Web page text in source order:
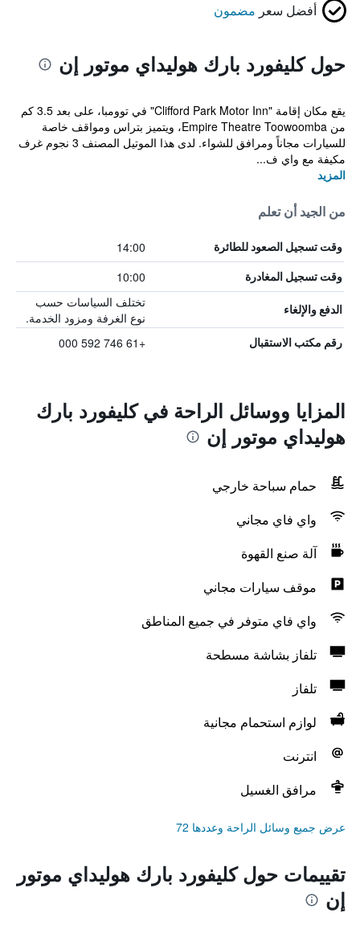
أفضل سعر مضمون
حول كليفورد بارك هوليداي موتور إن
يقع مكان إقامة "Clifford Park Motor Inn" في توومبا، على بعد 3.5 كم
من Empire Theatre Toowoomba، ويتميز بتراس ومواقف خاصة
للسيارات مجاناً ومرافق للشواء. لدى هذا الموتيل المصنف 3 نجوم غرف
مكيفة مع واي ف...
المزيد
من الجيد أن تعلم
وقت تسجيل الصعود للطائرة 14:00
وقت تسجيل المغادرة 10:00
الدفع والإلغاء
تختلف السياسات حسب
نوع الغرفة ومزود الخدمة.
رقم مكتب الاستقبال +61 746 592 000
المزايا ووسائل الراحة في كليفورد بارك
هوليداي موتور إن
حمام سباحة خارجي
واي فاي مجاني
آلة صنع القهوة
موقف سيارات مجاني
واي فاي متوفر في جميع المناطق
تلفاز بشاشة مسطحة
تلفاز
لوازم استحمام مجانية
انترنت
مرافق الغسيل
عرض جميع وسائل الراحة وعددها 72
تقييمات حول كليفورد بارك هوليداي موتور
إن